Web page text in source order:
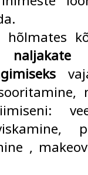
hõlmates
naljakate
,